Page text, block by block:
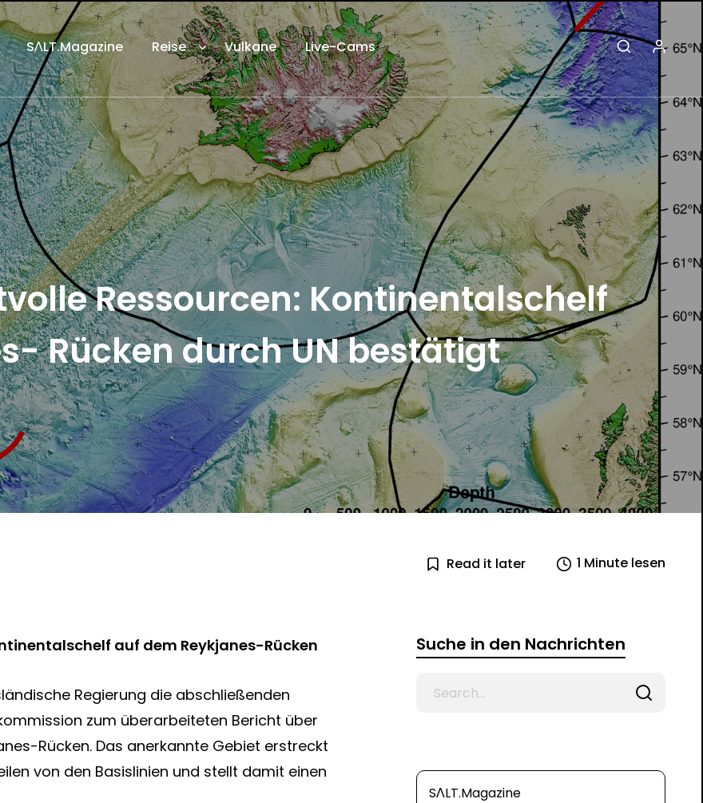
SΛLT.Magazine Reise Vulkane Live-Cams
Ressourcen: Kontinentalschelf
Rücken durch UN bestätigt
Read it later 1 Minute lesen
auf dem Reykjanes-Rücken
Regierung die abschließenden
zum überarbeiteten Bericht über
Rücken. Das anerkannte Gebiet erstreckt
von den Basislinien und stellt damit einen
Suche in den Nachrichten
SΛLT.Magazine